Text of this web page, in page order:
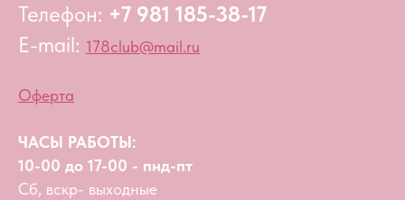
Телефон: +7 981 185-38-17
E-mail: 178club@mail.ru
Оферта
ЧАСЫ РАБОТЫ:
10-00 до 17-00 - пнд-пт
Сб, вскр- выходные